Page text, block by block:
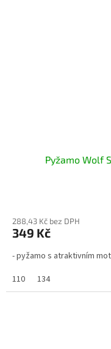
Pyžamo Wolf
288,43 Kč bez DPH
349 Kč
- pyžamo s atraktivním
110
134